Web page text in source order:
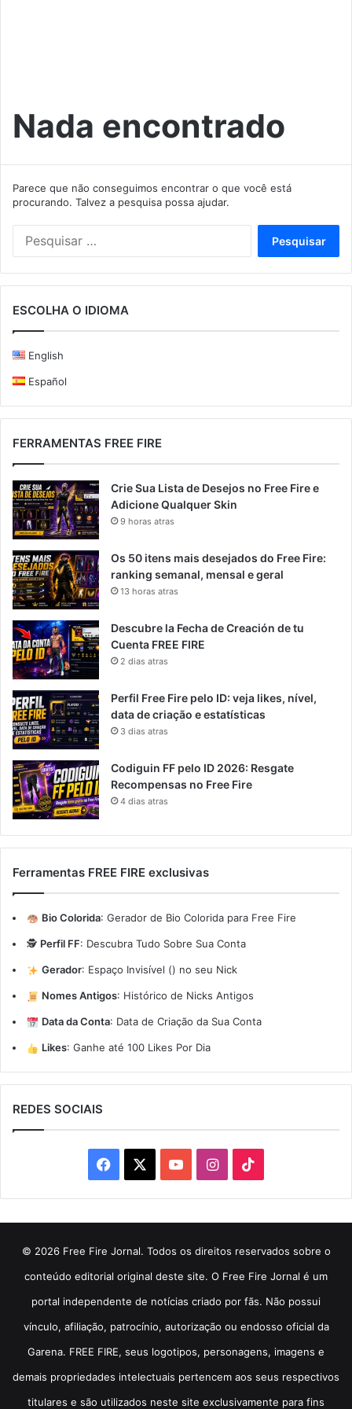
Nada encontrado
Parece que não conseguimos encontrar o que você está
procurando. Talvez a pesquisa possa ajudar.
ESCOLHA O IDIOMA
English
Español
FERRAMENTAS FREE FIRE
Crie Sua Lista de Desejos no Free Fire e
Adicione Qualquer Skin
9 horas atras
Os 50 itens mais desejados do Free Fire:
ranking semanal, mensal e geral
13 horas atras
Descubre la Fecha de Creación de tu
Cuenta FREE FIRE
2 dias atras
Perfil Free Fire pelo ID: veja likes, nível,
data de criação e estatísticas
3 dias atras
Codiguin FF pelo ID 2026: Resgate
Recompensas no Free Fire
4 dias atras
Ferramentas FREE FIRE exclusivas
Bio Colorida: Gerador de Bio Colorida para Free Fire
🕵️ Perfil FF: Descubra Tudo Sobre Sua Conta
Gerador: Espaço Invisível (ㅤ) no seu Nick
Nomes Antigos: Histórico de Nicks Antigos
Data da Conta: Data de Criação da Sua Conta
Likes: Ganhe até 100 Likes Por Dia
REDES SOCIAIS
Facebook YouTubeInstagram
© 2026 Free Fire Jornal. Todos os direitos reservados sobre o
conteúdo editorial original deste site. O Free Fire Jornal é um
portal independente de notícias criado por fãs. Não possui
vínculo, afiliação, patrocínio, autorização ou endosso oficial da
Garena. FREE FIRE, seus logotipos, personagens, imagens e
demais propriedades intelectuais pertencem aos seus respectivos
titulares e são utilizados neste site exclusivamente para fins